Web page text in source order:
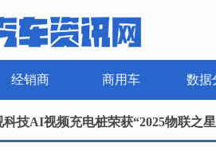
经销商 商用车 数据
科技AI视频充电桩荣获“2025物联之